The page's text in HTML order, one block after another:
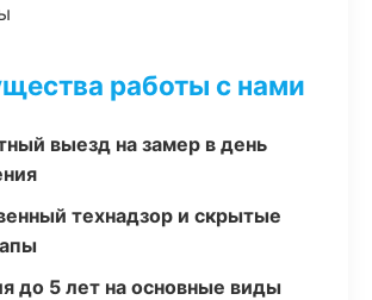
работы с нами
выезд на замер в день
технадзор и скрытые
до 5 лет на основные виды